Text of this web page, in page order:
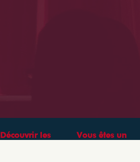
Découvrir les
Vous êtes un